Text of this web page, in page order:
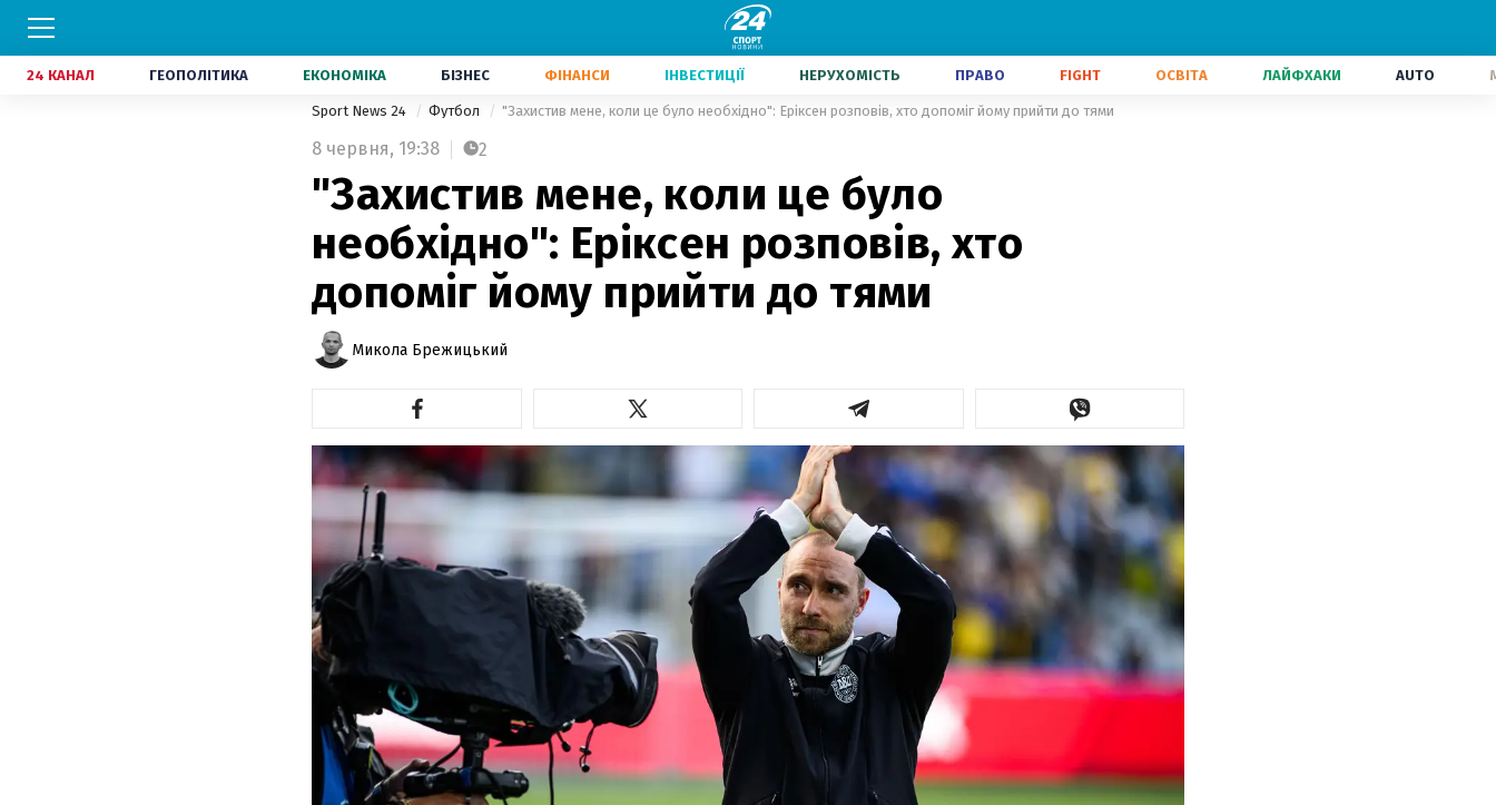
24 КАНАЛ ГЕОПОЛІТИКА ЕКОНОМІКА БІЗНЕС ФІНАНСИ ІНВЕСТИЦІЇ НЕРУХОМІСТЬ ПРАВО FIGHT ОСВІТА ЛАЙФХАКИ AUTO
Sport News 24 Футбол "Захистив мене, коли це було необхідно": Еріксен розповів, хто допоміг йому прийти до тями
8 червня, 19:38 2
"Захистив мене, коли це було
необхідно": Еріксен розповів, хто
допоміг йому прийти до тями
Микола Брежицький